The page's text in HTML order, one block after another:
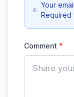
Your
Required
Comment *